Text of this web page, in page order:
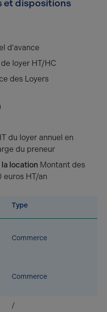
et dispositions
d'avance
loyer HT/HC
des Loyers
du loyer annuel en
du preneur
location Montant des
euros HT/an
Type
Commerce
Commerce
/